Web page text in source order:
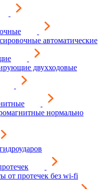
автоматические
двухходовые
нормально
от протечек без wi-fi